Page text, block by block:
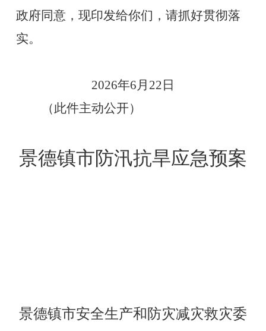
政府同意，现印发给你们，请抓好贯彻落
实。
2026年6月22日
（此件主动公开）
景德镇市防汛抗旱应急预案
景德镇市安全生产和防灾减灾救灾委